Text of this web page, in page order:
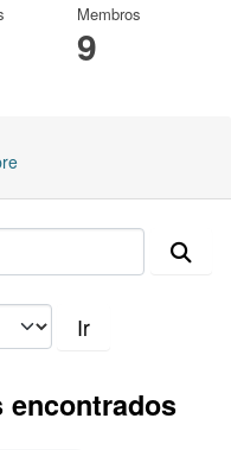
Membros
9
Ir
encontrados